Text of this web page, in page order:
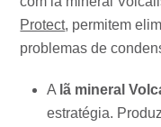
Protect, permitem
problemas de
A lã mineral
estratégia.